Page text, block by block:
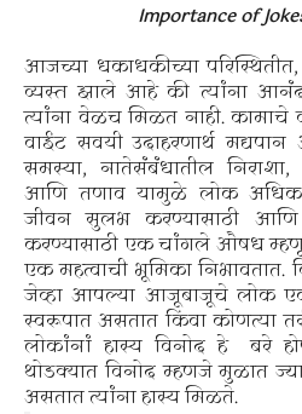
Importance of
आजच्या धकाधकीच्या
व्यस्त झाले आहे की त्यांना आनंद
त्यांना वेळच मिळत नाही. कामाचे
वाईट सवयी उदाहरणार्थ
समस्या, नातेसंबंधातील
आणि तणाव यामुळे लोक
जीवन सुलभ करण्यासाठी आणि
करण्यासाठी एक चांगले औषध
एक महत्वाची भूमिका निभावतात.
जेव्हा आपल्या आजूबाजूचे लोक
स्वरूपात असतात किंवा कोणत्या
लोकांनां हास्य विनोद हे बरे
थोडक्यात विनोद म्हणजे मुळात
असतात त्यांना हास्य मिळते.